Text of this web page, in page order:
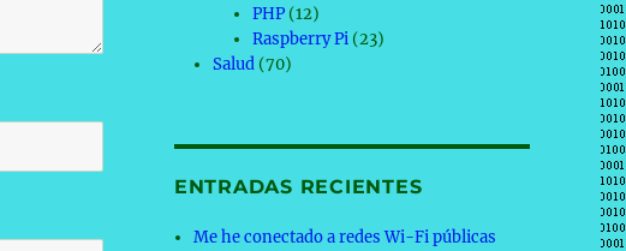
PHP(12)
Raspberry Pi(23)
Salud (70)
ENTRADAS RECIENTES
Me he conectado a redes Wi-Fi públicas